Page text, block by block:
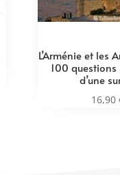
L’Arménie et les
100 questions
d’une
16,90